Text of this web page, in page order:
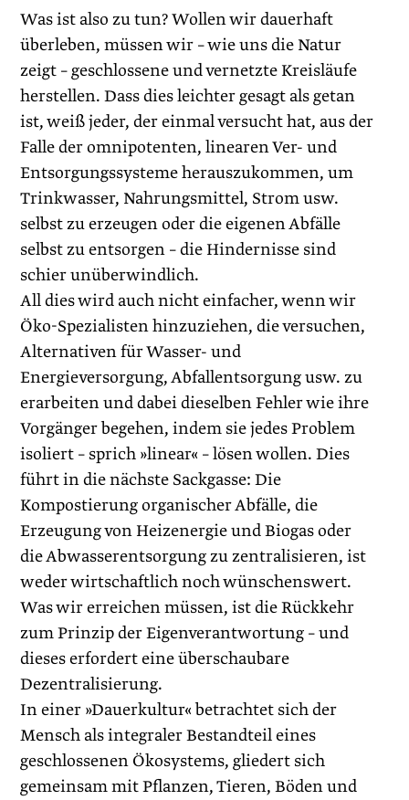
Was ist also zu tun? Wollen wir dauerhaft
überleben, müssen wir – wie uns die Natur
zeigt – geschlossene und vernetzte Kreisläufe
herstellen. Dass dies leichter gesagt als getan
ist, weiß jeder, der einmal versucht hat, aus der
Falle der omnipotenten, linearen Ver- und
Entsorgungssysteme herauszukommen, um
Trinkwasser, Nahrungsmittel, Strom usw.
selbst zu erzeugen oder die eigenen Abfälle
selbst zu entsorgen – die Hindernisse sind
schier unüberwindlich.
All dies wird auch nicht einfacher, wenn wir
Öko-Spezialisten hinzuziehen, die versuchen,
Alternativen für Wasser- und
Energieversorgung, Abfallentsorgung usw. zu
erarbeiten und dabei dieselben Fehler wie ihre
Vorgänger begehen, indem sie jedes Problem
isoliert – sprich »linear« – lösen wollen. Dies
führt in die nächste Sackgasse: Die
Kompostierung organischer Abfälle, die
Erzeugung von Heizenergie und Biogas oder
die Abwasserentsorgung zu zentralisieren, ist
weder wirtschaftlich noch wünschenswert.
Was wir erreichen müssen, ist die Rückkehr
zum Prinzip der Eigenverantwortung – und
dieses erfordert eine überschaubare
Dezentralisierung.
In einer »Dauerkultur« betrachtet sich der
Mensch als integraler Bestandteil eines
geschlossenen Ökosystems, gliedert sich
gemeinsam mit Pflanzen, Tieren, Böden und